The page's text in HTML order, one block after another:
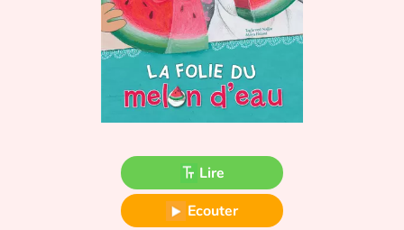
Fable, mythe, littérature et poésie
Princesses et princes, rois, reines et dragons
Héroïnes et héros
Écologie, nature, saisons
Lire
Ecouter